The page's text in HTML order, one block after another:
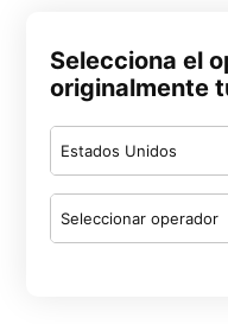
Selecciona el
originalmente
Estados Unidos
Seleccionar operador